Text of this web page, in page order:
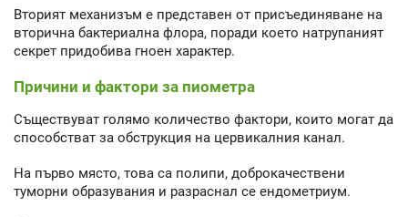
Вторият механизъм е представен от присъединяване на
вторична бактериална флора, поради което натрупаният
секрет придобива гноен характер.
Причини и фактори за пиометра
Съществуват голямо количество фактори, които могат да
способстват за обструкция на цервикалния канал.
На първо място, това са полипи, доброкачествени
туморни образувания и разраснал се ендометриум.